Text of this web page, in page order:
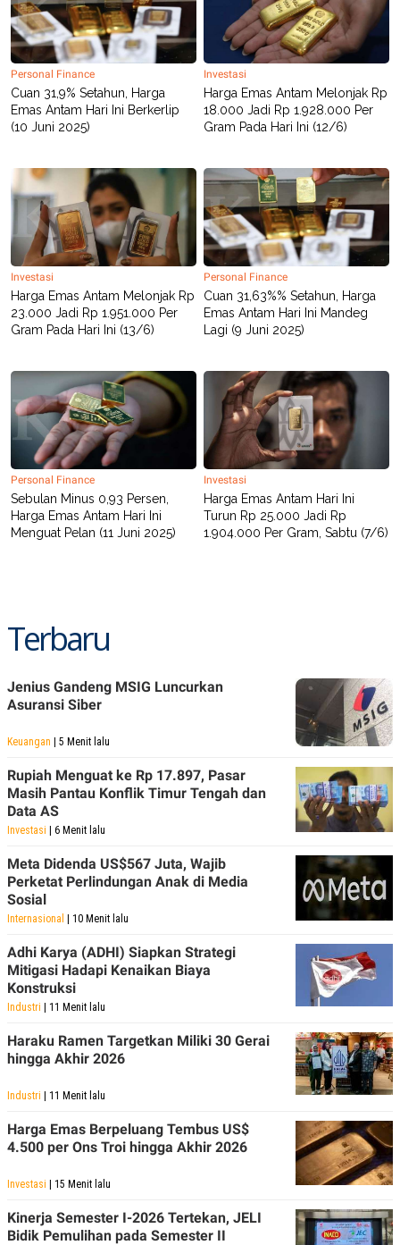
RT
I
S
I
N
G
K
G
M
SITEMAPPROFILETERM
OF
USE
SIBER
PRIVACY
POLICY
Personal Finance
Cuan 31,9% Setahun, Harga
Emas Antam Hari Ini Berkerlip
(10 Juni 2025)
Investasi
Harga Emas Antam Melonjak Rp
18.000 Jadi Rp 1.928.000 Per
Gram Pada Hari Ini (12/6)
Investasi
Harga Emas Antam Melonjak Rp
23.000 Jadi Rp 1.951.000 Per
Gram Pada Hari Ini (13/6)
Personal Finance
Cuan 31,63%% Setahun, Harga
Emas Antam Hari Ini Mandeg
Lagi (9 Juni 2025)
Personal Finance
Sebulan Minus 0,93 Persen,
Harga Emas Antam Hari Ini
Menguat Pelan (11 Juni 2025)
Investasi
Harga Emas Antam Hari Ini
Turun Rp 25.000 Jadi Rp
1.904.000 Per Gram, Sabtu (7/6)
Terbaru
Jenius Gandeng MSIG Luncurkan
Asuransi Siber
Keuangan | 5 Menit lalu
Rupiah Menguat ke Rp 17.897, Pasar
Masih Pantau Konflik Timur Tengah dan
Data AS
Investasi | 6 Menit lalu
Meta Didenda US$567 Juta, Wajib
Perketat Perlindungan Anak di Media
Sosial
Internasional | 10 Menit lalu
Adhi Karya (ADHI) Siapkan Strategi
Mitigasi Hadapi Kenaikan Biaya
Konstruksi
Industri | 11 Menit lalu
Haraku Ramen Targetkan Miliki 30 Gerai
hingga Akhir 2026
Industri | 11 Menit lalu
Harga Emas Berpeluang Tembus US$
4.500 per Ons Troi hingga Akhir 2026
Investasi | 15 Menit lalu
Kinerja Semester I-2026 Tertekan, JELI
Bidik Pemulihan pada Semester II